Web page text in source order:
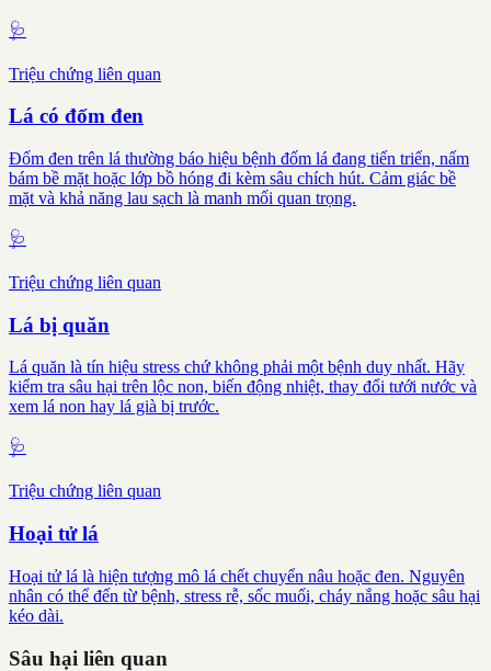
🩺
Triệu chứng liên quan
Lá có đốm đen
Đốm đen trên lá thường báo hiệu bệnh đốm lá đang tiến triển, nấm
bám bề mặt hoặc lớp bồ hóng đi kèm sâu chích hút. Cảm giác bề
mặt và khả năng lau sạch là manh mối quan trọng.
🩺
Triệu chứng liên quan
Lá bị quăn
Lá quăn là tín hiệu stress chứ không phải một bệnh duy nhất. Hãy
kiểm tra sâu hại trên lộc non, biến động nhiệt, thay đổi tưới nước và
xem lá non hay lá già bị trước.
🩺
Triệu chứng liên quan
Hoại tử lá
Hoại tử lá là hiện tượng mô lá chết chuyển nâu hoặc đen. Nguyên
nhân có thể đến từ bệnh, stress rễ, sốc muối, cháy nắng hoặc sâu hại
kéo dài.
Sâu hại liên quan